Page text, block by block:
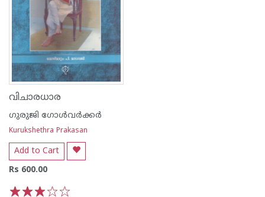
വിചാരധാര
ഗുരുജി ഗോള്‍‌വര്‍ക്കര്‍
Kurukshethra Prakasan
Add to Cart
Rs 600.00